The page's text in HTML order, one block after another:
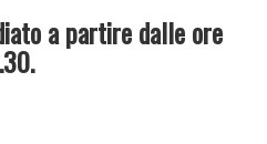
a partire dalle ore